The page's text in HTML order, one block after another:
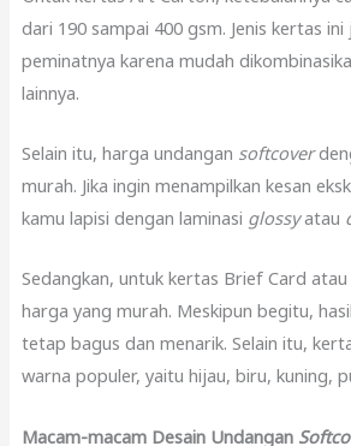
dari 190 sampai 400 gsm. Jenis kertas
peminatnya karena mudah
lainnya.
Selain itu, harga undangan softcover
murah. Jika ingin menampilkan kesan
kamu lapisi dengan laminasi glossyatau
Sedangkan, untuk kertas Brief Card
harga yang murah. Meskipun begitu,
tetap bagus dan menarik. Selain itu,
warna populer, yaitu hijau, biru, kuning,
Macam-macam Desain Undangan